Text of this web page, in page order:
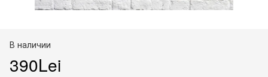
В наличии
390Lei